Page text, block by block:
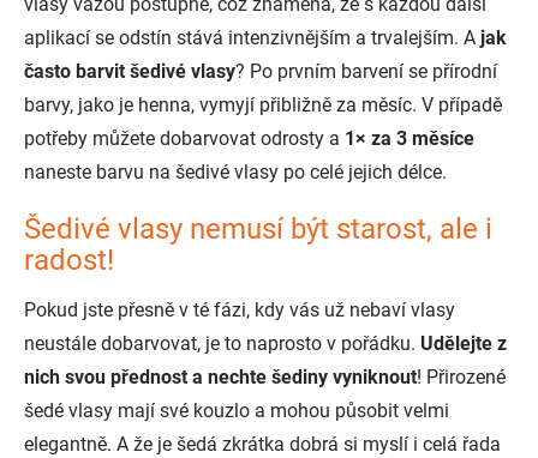
aplikací se odstín stává intenzivnějším a trvalejším. A jak
často barvit šedivé vlasy? Po prvním barvení se přírodní
barvy, jako je henna, vymyjí přibližně za měsíc. V případě
potřeby můžete dobarvovat odrosty a 1× za 3 měsíce
naneste barvu na šedivé vlasy po celé jejich délce.
Šedivé vlasy nemusí být starost, ale i
radost!
Pokud jste přesně v té fázi, kdy vás už nebaví vlasy
neustále dobarvovat, je to naprosto v pořádku. Udělejte z
nich svou přednost a nechte šediny vyniknout! Přirozené
šedé vlasy mají své kouzlo a mohou působit velmi
elegantně. A že je šedá zkrátka dobrá si myslí i celá řada